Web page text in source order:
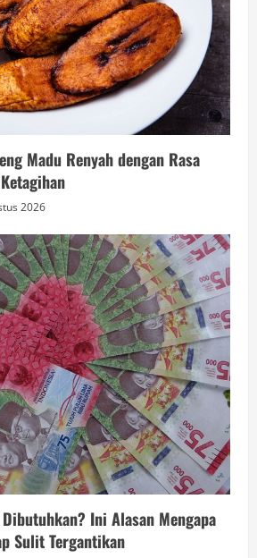
Madu Renyah dengan Rasa
2026
Ini Alasan Mengapa
Sulit Tergantikan